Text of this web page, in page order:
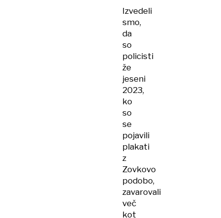
Izvedeli
smo,
da
so
policisti
že
jeseni
2023,
ko
so
se
pojavili
plakati
z
Zovkovo
podobo,
zavarovali
več
kot